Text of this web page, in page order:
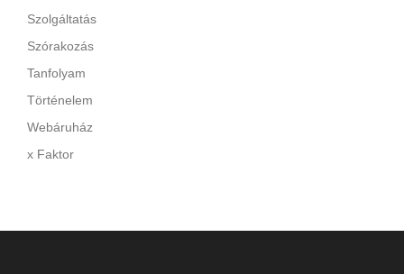
Szolgáltatás
Szórakozás
Tanfolyam
Történelem
Webáruház
x Faktor